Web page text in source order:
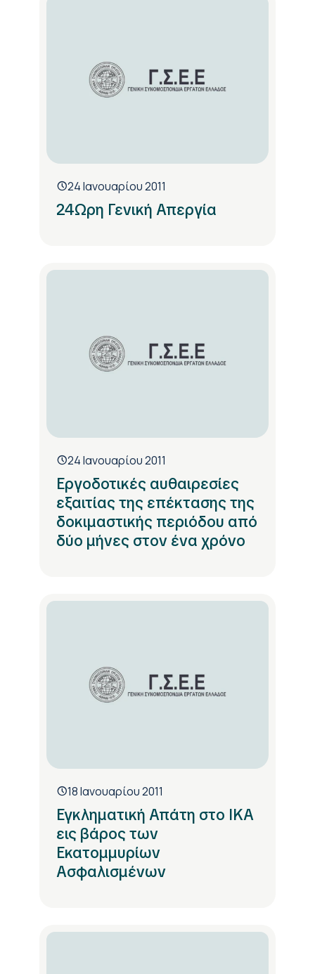
24 Ιανουαρίου 2011
24Ωρη Γενική Απεργία
24 Ιανουαρίου 2011
Εργοδοτικές αυθαιρεσίες
εξαιτίας της επέκτασης της
δοκιμαστικής περιόδου από
δύο μήνες στον ένα χρόνο
18 Ιανουαρίου 2011
Εγκληματική Απάτη στο ΙΚΑ
εις βάρος των
Εκατομμυρίων
Ασφαλισμένων